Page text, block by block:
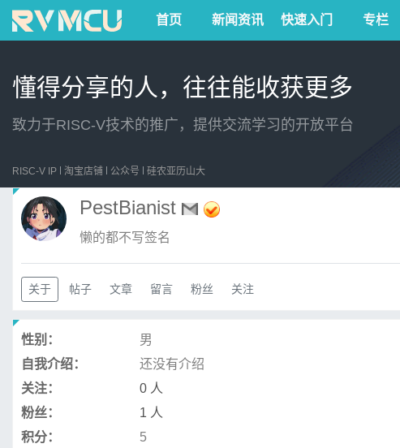
首页 新闻资讯 快速入门 专栏
懂得分享的人，往往能收获更多
致力于RISC-V技术的推广，提供交流学习的开放平台
RISC-V IP 淘宝店铺 公众号 硅农亚历山大
PestBianist
懒的都不写签名
关于 帖子 文章 留言 粉丝 关注
性别：
男
自我介绍：
还没有介绍
关注：
0 人
粉丝：
1 人
积分：
5